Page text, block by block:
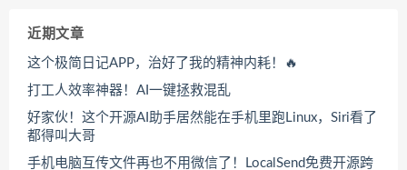
近期文章
这个极简日记APP，治好了我的精神内耗！🔥
打工人效率神器！AI一键拯救混乱
好家伙！这个开源AI助手居然能在手机里跑Linux，Siri看了
都得叫大哥
手机电脑互传文件再也不用微信了！LocalSend免费开源跨